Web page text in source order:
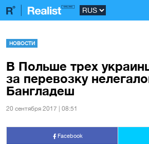
НОВОСТИ
В Польше трех
за перевозку
Бангладеш
20 сентября 2017 | 08:51
Facebook